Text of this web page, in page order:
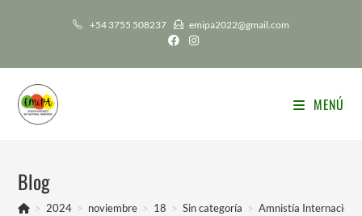
+54 3755 508237 emipa2022@gmail.com
MENÚ
Blog
> 2024 > noviembre > 18 > Sin categoría > Amnistía